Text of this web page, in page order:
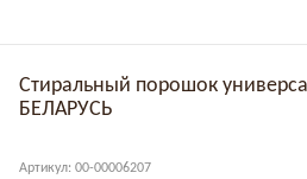
Стиральный порошок
БЕЛАРУСЬ
Артикул: 00-00006207